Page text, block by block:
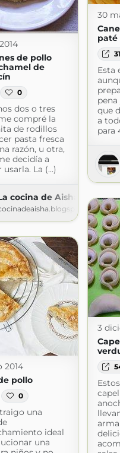
30
paté
31
Esta
que
a
para
de pollo
de
0
dos o tres
compré la
de rodillos
pasta fresca
razón, u otra,
decidía a
La (...)
cocina de Aisha
3
2014
pollo
0
una
ideal
una